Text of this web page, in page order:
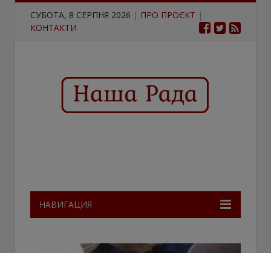
СУБОТА, 8 СЕРПНЯ 2026 | ПРО ПРОЄКТ |
КОНТАКТИ
НАВИГАЦИЯ